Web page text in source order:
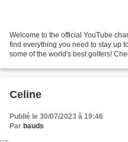
Welcome to the official YouTube
find everything you need to stay up
some of the world's best golfers!
Celine
Publié le 30/07/2023 à 19:46
Par bauds